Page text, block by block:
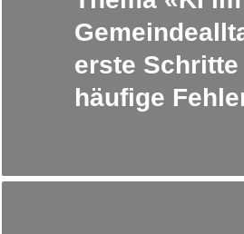
erste Schritte
häufige